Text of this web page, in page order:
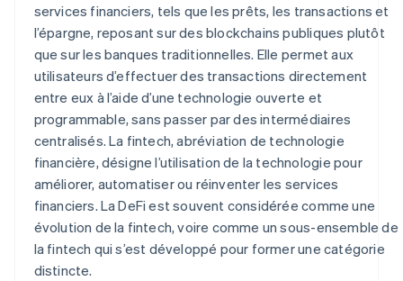
services financiers, tels que les prêts, les transactions et
l’épargne, reposant sur des blockchains publiques plutôt
que sur les banques traditionnelles. Elle permet aux
utilisateurs d’effectuer des transactions directement
entre eux à l’aide d’une technologie ouverte et
programmable, sans passer par des intermédiaires
centralisés. La fintech, abréviation de technologie
financière, désigne l’utilisation de la technologie pour
améliorer, automatiser ou réinventer les services
financiers. La DeFi est souvent considérée comme une
évolution de la fintech, voire comme un sous-ensemble de
la fintech qui s’est développé pour former une catégorie
distincte.